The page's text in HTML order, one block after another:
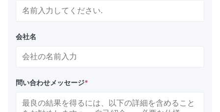
会社名
問い合わせメッセージ*